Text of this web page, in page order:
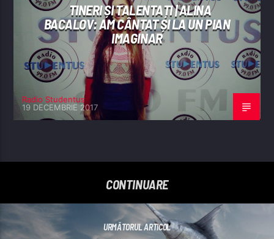
TINERI ȘI TALENTAȚI | ALINA
BACALOV: AM CÂNTAT ȘI LA UN PIAN
IMAGINAR
Radio Studentus
19 DECEMBRIE 2017
CONTINUARE
URMĂTORUL ARTICOL